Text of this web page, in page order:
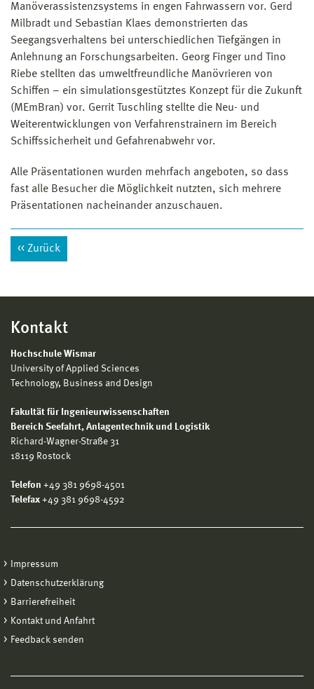
Manöverassistenzsystems in engen Fahrwassern vor. Gerd
Milbradt und Sebastian Klaes demonstrierten das
Seegangsverhaltens bei unterschiedlichen Tiefgängen in
Anlehnung an Forschungsarbeiten. Georg Finger und Tino
Riebe stellten das umweltfreundliche Manövrieren von
Schiffen – ein simulationsgestütztes Konzept für die Zukunft
(MEmBran) vor. Gerrit Tuschling stellte die Neu- und
Weiterentwicklungen von Verfahrenstrainern im Bereich
Schiffssicherheit und Gefahrenabwehr vor.
Alle Präsentationen wurden mehrfach angeboten, so dass
fast alle Besucher die Möglichkeit nutzten, sich mehrere
Präsentationen nacheinander anzuschauen.
Zurück
Kontakt
Hochschule Wismar
University of Applied Sciences
Technology, Business and Design
Fakultät für Ingenieurwissenschaften
Bereich Seefahrt, Anlagentechnik und Logistik
Richard-Wagner-Straße 31
18119 Rostock
Telefon +49 381 9698-4501
Telefax +49 381 9698-4592
Impressum
Datenschutzerklärung
Barrierefreiheit
Kontakt und Anfahrt
Feedback senden